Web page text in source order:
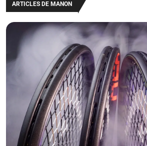
ARTICLES DE MANON